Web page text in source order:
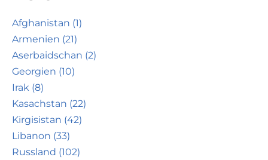
Afghanistan (1)
Armenien (21)
Aserbaidschan (2)
Georgien (10)
Irak (8)
Kasachstan (22)
Kirgisistan (42)
Libanon (33)
Russland (102)